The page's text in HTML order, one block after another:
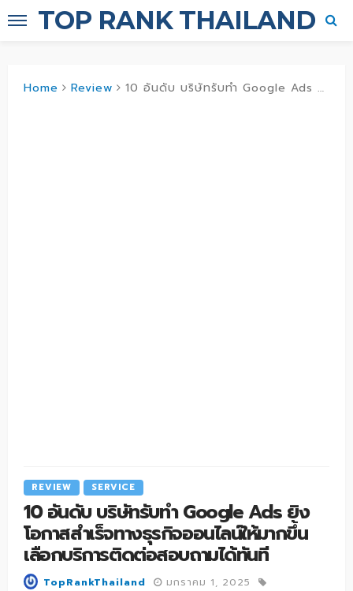
TOP RANK THAILAND
Home Review 10 อันดับ บริษัทรับทำ Google Ads ยิงโอกาสสำเร็จทางธุรกิจออนไลน์ให้มากขึ้น เลือกบริการติดต่อสอบถามได้ทันที
REVIEW SERVICE
10 อันดับ บริษัทรับทำ Google Ads ยิง
โอกาสสำเร็จทางธุรกิจออนไลน์ให้มากขึ้น
เลือกบริการติดต่อสอบถามได้ทันที
TopRankThailand
มกราคม 1, 2025